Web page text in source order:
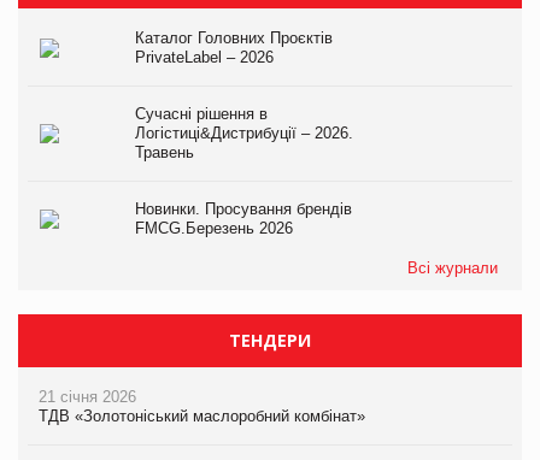
Каталог Головних Проєктів
PrivateLabel – 2026
Сучасні рішення в
Логістиці&Дистрибуції – 2026.
Травень
Новинки. Просування брендів
FMCG.Березень 2026
Всі журнали
ТЕНДЕРИ
21 січня 2026
ТДВ «Золотоніський маслоробний комбінат»